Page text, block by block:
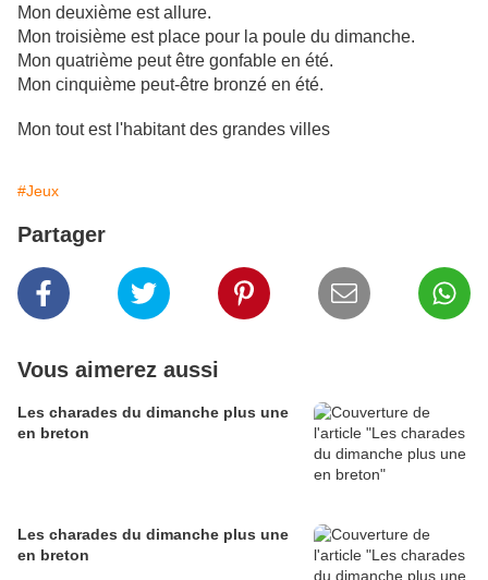
Mon deuxième est allure.
Mon troisième est place pour la poule du dimanche.
Mon quatrième peut être gonfable en été.
Mon cinquième peut-être bronzé en été.
Mon tout est l'habitant des grandes villes
#Jeux
Partager
Vous aimerez aussi
Les charades du dimanche plus une
en breton
Les charades du dimanche plus une
en breton